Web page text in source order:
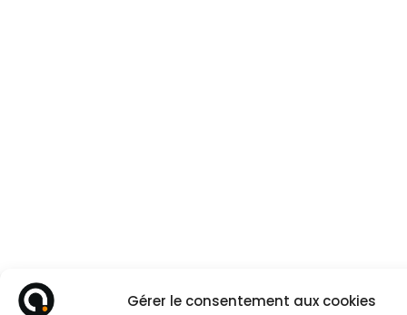
Gérer le consentement aux cookies